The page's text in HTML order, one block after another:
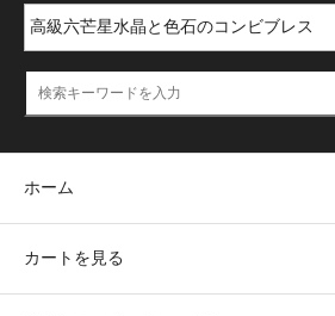
ホーム
カートを見る